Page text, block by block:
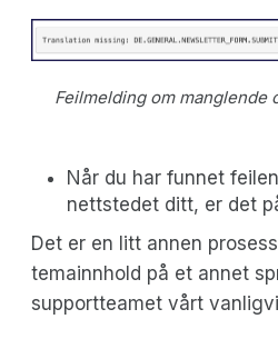
Feilmelding om manglende
Når du har funnet
nettstedet ditt, er det
Det er en litt annen
temainnhold på et annet
supportteamet vårt